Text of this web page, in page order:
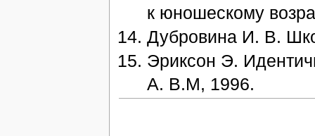
к юношескому
Дубровина И. В.
Эриксон Э.
А. В.М, 1996.